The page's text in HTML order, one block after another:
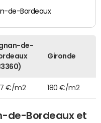
de-Bordeaux
de-
Gironde
€/m2 180 €/m2
de-Bordeaux et